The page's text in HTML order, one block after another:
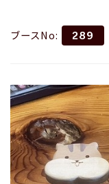
ブースNo: 289